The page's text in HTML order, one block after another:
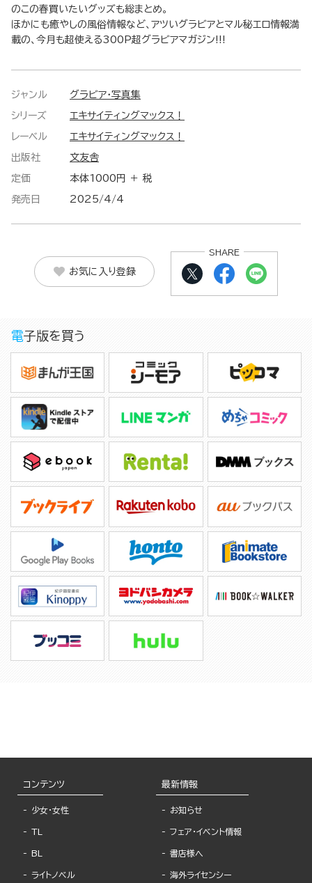
のこの春買いたいグッズも総まとめ。
ほかにも癒やしの風俗情報など、アツいグラビアとマル秘エロ情報満
載の、今月も超使える300P超グラビアマガジン!!!
ジャンル グラビア・写真集
シリーズ エキサイティングマックス！
レーベル エキサイティングマックス！
出版社 文友舎
定価 本体1000円 ＋ 税
発売日 2025/4/4
お気に入り登録
SHARE
電子版を買う
コンテンツ
少女・女性
TL
BL
ライトノベル
最新情報
お知らせ
フェア・イベント情報
書店様へ
海外ライセンシー